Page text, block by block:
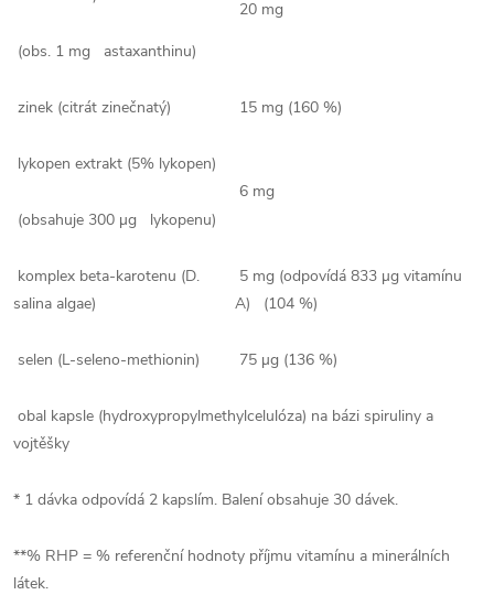
(obs. 1 mg astaxanthinu)
20 mg
zinek (citrát zinečnatý) 15 mg (160 %)
lykopen extrakt (5% lykopen)
(obsahuje 300 µg lykopenu)
6 mg
komplex beta-karotenu (D.
salina algae)
5 mg (odpovídá 833 µg vitamínu
A) (104 %)
selen (L-seleno-methionin) 75 µg (136 %)
obal kapsle (hydroxypropylmethylcelulóza) na bázi spiruliny a
vojtěšky
* 1 dávka odpovídá 2 kapslím. Balení obsahuje 30 dávek.
**% RHP = % referenční hodnoty příjmu vitamínu a minerálních
látek.